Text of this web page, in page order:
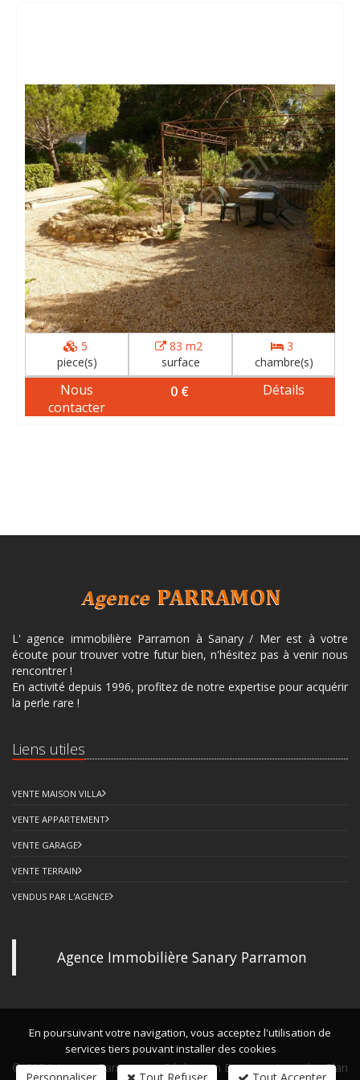
5
piece(s)
83 m2
surface
3
chambre(s)
Nous
contacter
0 € Détails
L' agence immobilière Parramon à Sanary / Mer est à votre
écoute pour trouver votre futur bien, n'hésitez pas à venir nous
rencontrer !
En activité depuis 1996, profitez de notre expertise pour acquérir
la perle rare !
Liens utiles
VENTE MAISON VILLA
VENTE APPARTEMENT
VENTE GARAGE
VENTE TERRAIN
VENDUS PAR L'AGENCE
Agence Immobilière Sanary Parramon
© 2024 Agence Parramon -Réalisation Bexter-Accueil-Plan
En poursuivant votre navigation, vous acceptez l'utilisation de
services tiers pouvant installer des cookies